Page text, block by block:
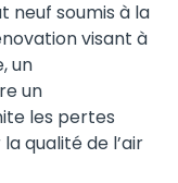
neuf soumis à la
visant à
un
un
les pertes
qualité de l’air